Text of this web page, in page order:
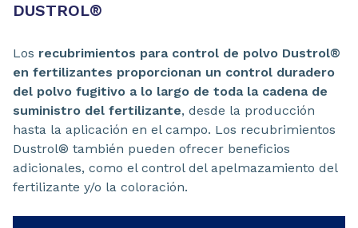
DUSTROL®
Los recubrimientos para control de polvo Dustrol®
en fertilizantes proporcionan un control duradero
del polvo fugitivo a lo largo de toda la cadena de
suministro del fertilizante, desde la producción
hasta la aplicación en el campo. Los recubrimientos
Dustrol® también pueden ofrecer beneficios
adicionales, como el control del apelmazamiento del
fertilizante y/o la coloración.